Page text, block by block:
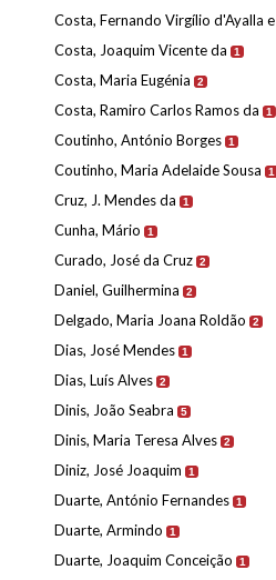
Costa, Fernando Virgílio d'Ayalla e
Costa, Joaquim Vicente da 1
Costa, Maria Eugénia 2
Costa, Ramiro Carlos Ramos da 1
Coutinho, António Borges 1
Coutinho, Maria Adelaide Sousa 1
Cruz, J. Mendes da 1
Cunha, Mário 1
Curado, José da Cruz 2
Daniel, Guilhermina 2
Delgado, Maria Joana Roldão 2
Dias, José Mendes 1
Dias, Luís Alves 2
Dinis, João Seabra 5
Dinis, Maria Teresa Alves 2
Diniz, José Joaquim 1
Duarte, António Fernandes 1
Duarte, Armindo 1
Duarte, Joaquim Conceição 1